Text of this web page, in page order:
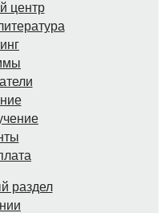
центр
раздел